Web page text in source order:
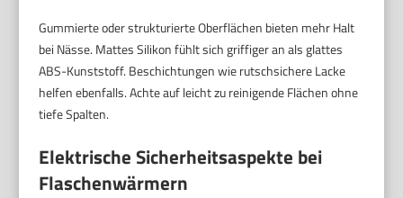
Gummierte oder strukturierte Oberflächen bieten mehr Halt
bei Nässe. Mattes Silikon fühlt sich griffiger an als glattes
ABS-Kunststoff. Beschichtungen wie rutschsichere Lacke
helfen ebenfalls. Achte auf leicht zu reinigende Flächen ohne
tiefe Spalten.
Elektrische Sicherheitsaspekte bei
Flaschenwärmern